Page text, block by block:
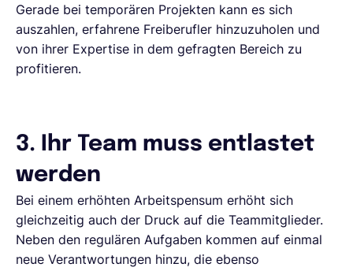
Gerade bei temporären Projekten kann es sich
auszahlen, erfahrene Freiberufler hinzuzuholen und
von ihrer Expertise in dem gefragten Bereich zu
profitieren.
3. Ihr Team muss entlastet
werden
Bei einem erhöhten Arbeitspensum erhöht sich
gleichzeitig auch der Druck auf die Teammitglieder.
Neben den regulären Aufgaben kommen auf einmal
neue Verantwortungen hinzu, die ebenso